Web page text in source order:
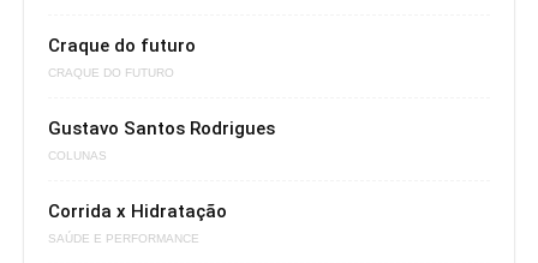
Craque do futuro
CRAQUE DO FUTURO
Gustavo Santos Rodrigues
COLUNAS
Corrida x Hidratação
SAÚDE E PERFORMANCE